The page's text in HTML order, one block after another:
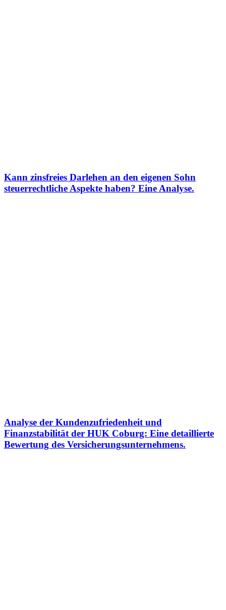
Kann zinsfreies Darlehen an den eigenen Sohn
steuerrechtliche Aspekte haben? Eine Analyse.
Analyse der Kundenzufriedenheit und
Finanzstabilität der HUK Coburg: Eine detaillierte
Bewertung des Versicherungsunternehmens.